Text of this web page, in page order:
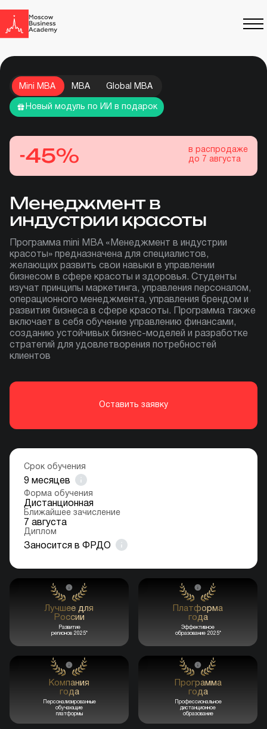
Mini MBA MBA Global MBA
Новый модуль по ИИ в подарок
-4
45
5%
в распродаже
до 7 августа
Менеджмент в
индустрии красоты
Программа mini MBA «Менеджмент в индустрии
красоты» предназначена для специалистов,
желающих развить свои навыки в управлении
бизнесом в сфере красоты и здоровья. Студенты
изучат принципы маркетинга, управления персоналом,
операционного менеджмента, управления брендом и
развития бизнеса в сфере красоты. Программа также
включает в себя обучение управлению финансами,
созданию устойчивых бизнес-моделей и разработке
стратегий для удовлетворения потребностей
клиентов
Оставить заявку
Лучшее для
России
Развитие
регионов 2025*
Платформа
года
Эффективное
образование 2025*
Компания
года
Персонализированные
обучающие
платформы
Программа
года
Профессиональное
дистанционное
образование
Срок обучения
9 месяцев
Форма обучения
Дистанционная
Ближайшее зачисление
7 августа
Диплом
Заносится в ФРДО